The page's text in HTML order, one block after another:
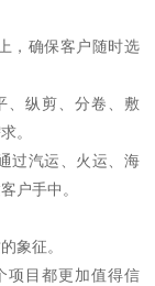
，确保客户随时选
、纵剪、分卷、敷
。
过汽运、火运、海
户手中。
象征。
项目都更加值得信